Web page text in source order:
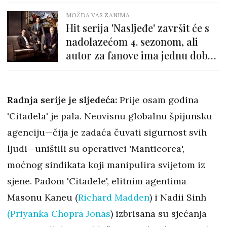
MOŽDA VAS ZANIMA
Hit serija 'Nasljeđe' završit će s
nadolazećom 4. sezonom, ali
autor za fanove ima jednu dobru
Radnja serije je sljedeća: Prije osam godina
'Citadela' je pala. Neovisnu globalnu špijunsku
agenciju—čija je zadaća čuvati sigurnost svih
ljudi—uništili su operativci 'Manticorea',
moćnog sindikata koji manipulira svijetom iz
sjene. Padom 'Citadele', elitnim agentima
Masonu Kaneu (Richard Madden) i Nadii Sinh
(Priyanka Chopra Jonas) izbrisana su sjećanja